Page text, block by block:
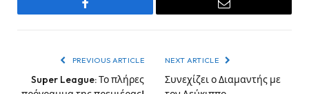
Facebook Email
PREVIOUS ARTICLE
Super League: Το πλήρες
NEXT ARTICLE
Συνεχίζει ο Διαμαντής με